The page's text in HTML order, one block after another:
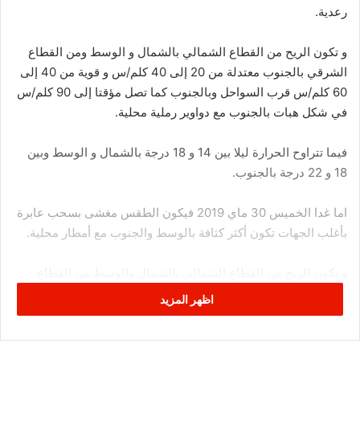
رعدية.
و تكون الريح من القطاع الشمالي بالشمال و الوسط ومن القطاع
الشرقي بالجنوب معتدلة من 20 إلى 40 كلم/س و قوية من 40 إلى
60 كلم/س قرب السواحل وبالجنوب كما تصل مؤقتا إلى 90 كلم/س
في شكل هبات بالجنوب مع دواوير رملية محلية.
فيما تتراوح الحرارة ليلا بين 14 و 18 درجة بالشمال و الوسط وبين
18 و 22 درجة بالجنوب.
اما غدا الخميس 30 ماي 2019 فيكون الطقس مغشى بسحب عابرة
بأغلب الجهات تكون أكثر كثافة بالوسط والجنوب مع أمطار محلية.
وبالجنوب كما تصل مؤقتا إلى 90 كلم/س في شكل هبات بالجنوب
اظهر المزيد